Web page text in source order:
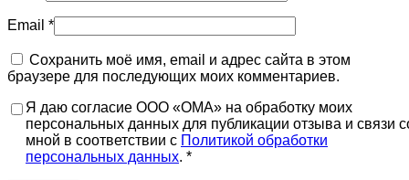
Email *
Сохранить моё имя, email и адрес сайта в этом
браузере для последующих моих комментариев.
Я даю согласие ООО «ОМА» на обработку моих
персональных данных для публикации отзыва и связи
мной в соответствии с Политикой обработки
персональных данных. *